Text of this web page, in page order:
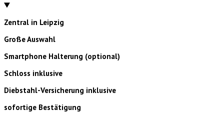
Zentral in Leipzig
Große Auswahl
Smartphone Halterung (optional)
Schloss inklusive
Diebstahl-Versicherung inklusive
sofortige Bestätigung